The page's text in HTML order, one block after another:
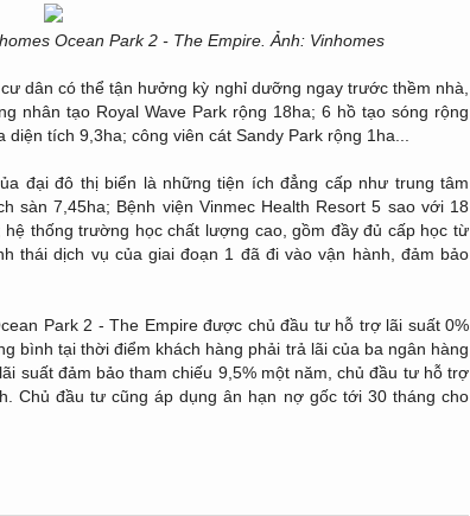
Ocean Park 2 - The Empire. Ảnh: Vinhomes
dân có thể tận hưởng kỳ nghỉ dưỡng ngay trước thềm nhà,
nhân tạo Royal Wave Park rộng 18ha; 6 hồ tạo sóng rộng
tích 9,3ha; công viên cát Sandy Park rộng 1ha...
đại đô thị biển là những tiện ích đẳng cấp như trung tâm
sàn 7,45ha; Bệnh viện Vinmec Health Resort 5 sao với 18
thống trường học chất lượng cao, gồm đầy đủ cấp học từ
thái dịch vụ của giai đoạn 1 đã đi vào vận hành, đảm bảo
Park 2 - The Empire được chủ đầu tư hỗ trợ lãi suất 0%
bình tại thời điểm khách hàng phải trả lãi của ba ngân hàng
suất đảm bảo tham chiếu 9,5% một năm, chủ đầu tư hỗ trợ
Chủ đầu tư cũng áp dụng ân hạn nợ gốc tới 30 tháng cho